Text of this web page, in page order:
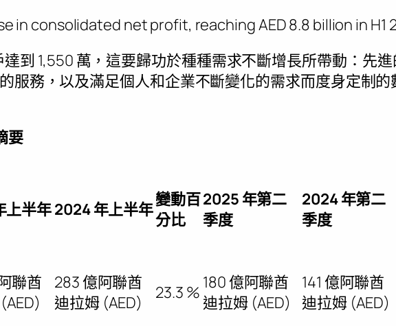
in consolidated net profit, reaching AED 8.8 billion in H1
達到 1,550 萬，這要歸功於種種需求不斷增長所帶動：先
服務，以及滿足個人和企業不斷變化的需求而度身定制的
要
上半年2024 年上半年變動百
分比
2025 年第二
季度
2024 年第二
季度
聯酋
283 億阿聯酋
迪拉姆 (AED)
23.3 % 180 億阿聯酋
迪拉姆 (AED)
141 億阿聯酋
迪拉姆 (AED)